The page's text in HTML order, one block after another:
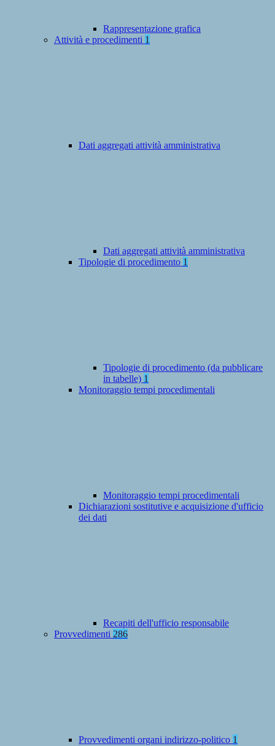
Rappresentazione grafica
Attività e procedimenti 1
Dati aggregati attività amministrativa
Dati aggregati attività amministrativa
Tipologie di procedimento 1
Tipologie di procedimento (da pubblicare
in tabelle) 1
Monitoraggio tempi procedimentali
Monitoraggio tempi procedimentali
Dichiarazioni sostitutive e acquisizione d'ufficio
dei dati
Recapiti dell'ufficio responsabile
Provvedimenti 286
Provvedimenti organi indirizzo-politico 1